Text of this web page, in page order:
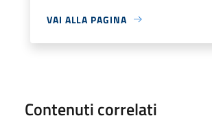
VAI ALLA PAGINA
Contenuti correlati